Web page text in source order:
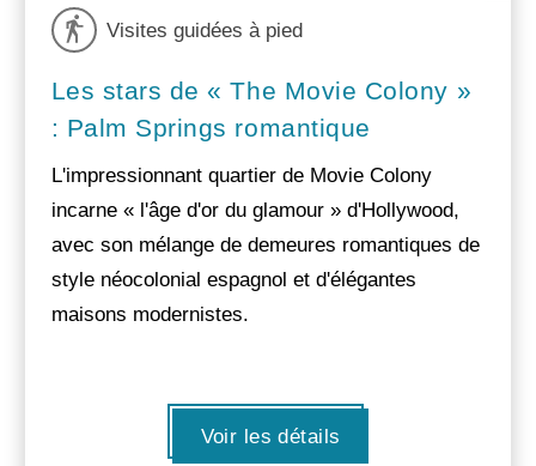
Visites guidées à pied
Les stars de « The Movie Colony »
: Palm Springs romantique
L'impressionnant quartier de Movie Colony
incarne « l'âge d'or du glamour » d'Hollywood,
avec son mélange de demeures romantiques de
style néocolonial espagnol et d'élégantes
maisons modernistes.
Voir les détails